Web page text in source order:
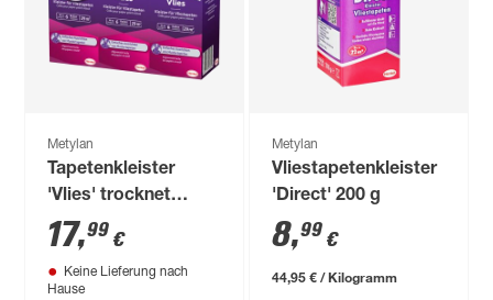
Metylan
Tapetenkleister
'Vlies' trocknet
transparent 2 + 1
Vorteilspack 3 x 180
g
17,99 €
Keine Lieferung nach
Hause
Metylan
Vliestapetenkleister
'Direct' 200 g
8,99 €
44,95 € / Kilogramm